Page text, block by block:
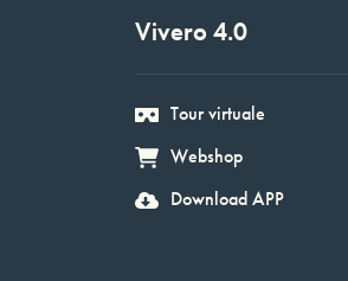
Vivero 4.0
Tour virtuale
Webshop
Download APP